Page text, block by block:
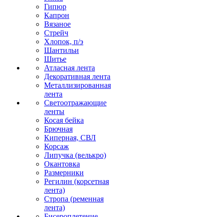
Гипюр
Капрон
Вязаное
Стрейч
Хлопок, п/э
Шантильи
Шитье
Атласная лента
Декоративная лента
Металлизированная
лента
Светоотражающие
ленты
Косая бейка
Брючная
Киперная, СВЛ
Корсаж
Липучка (велькро)
Окантовка
Размерники
Регилин (корсетная
лента)
Стропа (ременная
лента)